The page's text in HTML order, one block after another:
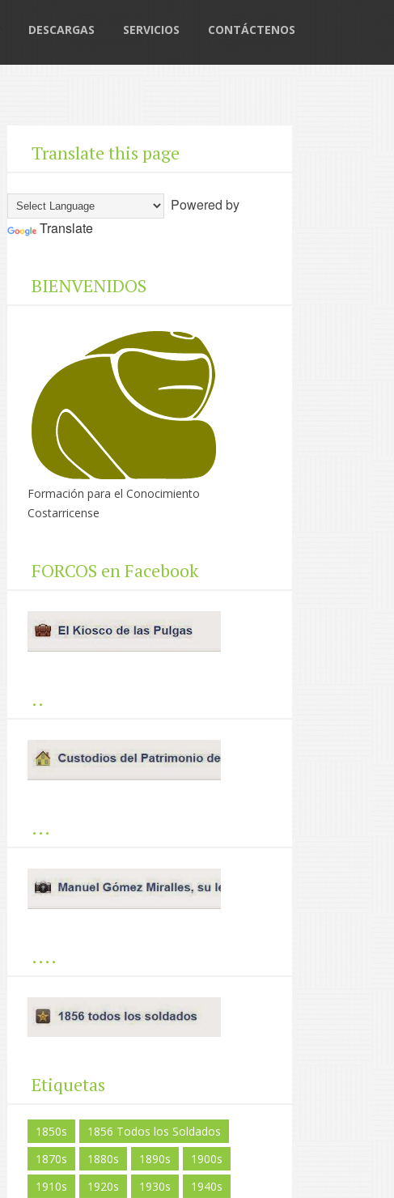
DESCARGAS SERVICIOS CONTÁCTENOS
Translate this page
Powered by
Translate
BIENVENIDOS
Formación para el Conocimiento
Costarricense
FORCOS en Facebook
..
...
....
Etiquetas
1850s
1856 Todos los Soldados
1870s
1880s 1890s
1900s
1910s
1920s 1930s
1940s